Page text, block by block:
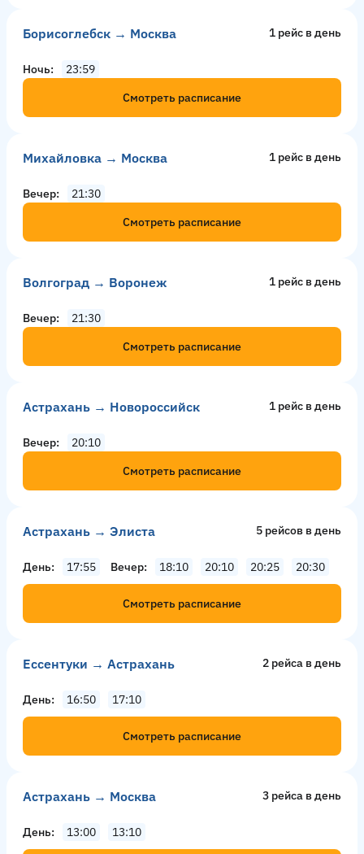
Борисоглебск → Москва 1 рейс в день
Ночь
23:59
Смотреть расписание
Михайловка → Москва 1 рейс в день
Вечер
21:30
Смотреть расписание
Волгоград → Воронеж 1 рейс в день
Вечер
21:30
Смотреть расписание
Астрахань → Новороссийск 1 рейс в день
Вечер
20:10
Смотреть расписание
Астрахань → Элиста 5 рейсов в день
День 17:55 Вечер 18:10 20:10 20:25 20:30
Смотреть расписание
Ессентуки → Астрахань 2 рейсa в день
День 16:50 17:10
Смотреть расписание
Астрахань → Москва 3 рейсa в день
День 13:00 13:10